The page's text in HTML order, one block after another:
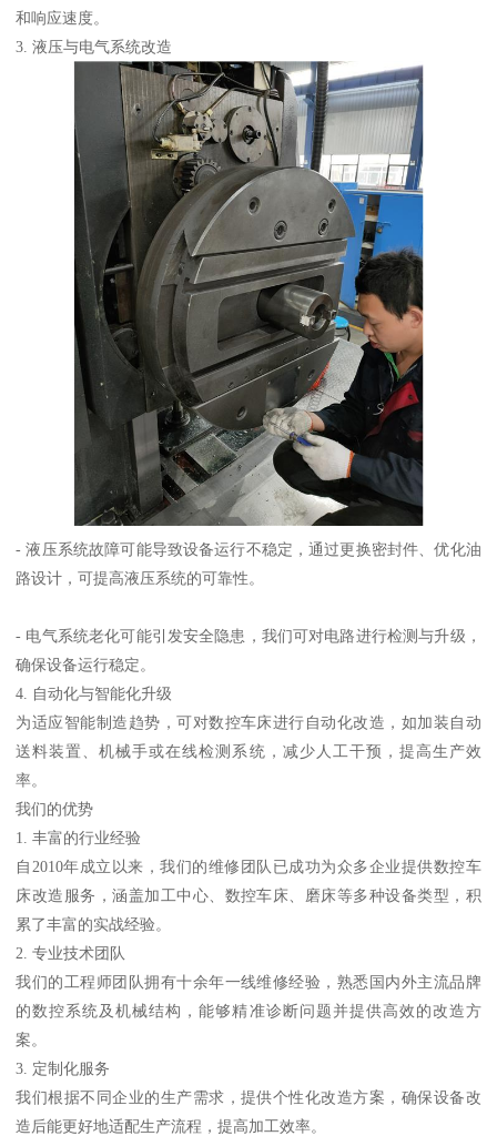
和响应速度。
3. 液压与电气系统改造
- 液压系统故障可能导致设备运行不稳定，通过更换密封件、优化油
路设计，可提高液压系统的可靠性。
- 电气系统老化可能引发安全隐患，我们可对电路进行检测与升级，
确保设备运行稳定。
4. 自动化与智能化升级
为适应智能制造趋势，可对数控车床进行自动化改造，如加装自动
送料装置、机械手或在线检测系统，减少人工干预，提高生产效
率。
我们的优势
1. 丰富的行业经验
自2010年成立以来，我们的维修团队已成功为众多企业提供数控车
床改造服务，涵盖加工中心、数控车床、磨床等多种设备类型，积
累了丰富的实战经验。
2. 专业技术团队
我们的工程师团队拥有十余年一线维修经验，熟悉国内外主流品牌
的数控系统及机械结构，能够精准诊断问题并提供高效的改造方
案。
3. 定制化服务
我们根据不同企业的生产需求，提供个性化改造方案，确保设备改
造后能更好地适配生产流程，提高加工效率。